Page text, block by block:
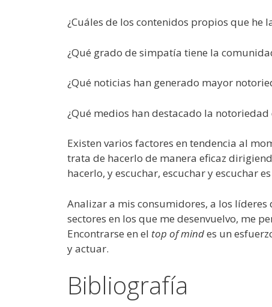
¿Cuáles de los contenidos propios que he
¿Qué grado de simpatía tiene la
¿Qué noticias han generado mayor
¿Qué medios han destacado la notoriedad
Existen varios factores en tendencia al
trata de hacerlo de manera eficaz
hacerlo, y escuchar, escuchar y escuchar
Analizar a mis consumidores, a los
sectores en los que me desenvuelvo, me
Encontrarse en el top of mindes un
y actuar.
Bibliografía